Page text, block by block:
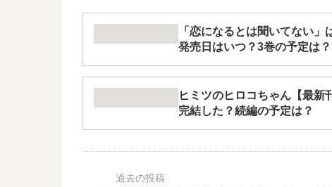
「恋になるとは聞いてない
発売日はいつ？3巻の予定は？
ヒミツのヒロコちゃん【最新
完結した？続編の予定は？